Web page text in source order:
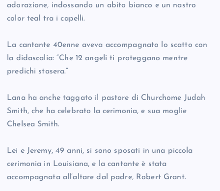
adorazione, indossando un abito bianco e un nastro
color teal tra i capelli.
La cantante 40enne aveva accompagnato lo scatto con
la didascalia: “Che 12 angeli ti proteggano mentre
predichi stasera.”
Lana ha anche taggato il pastore di Churchome Judah
Smith, che ha celebrato la cerimonia, e sua moglie
Chelsea Smith.
Lei e Jeremy, 49 anni, si sono sposati in una piccola
cerimonia in Louisiana, e la cantante è stata
accompagnata all’altare dal padre, Robert Grant.